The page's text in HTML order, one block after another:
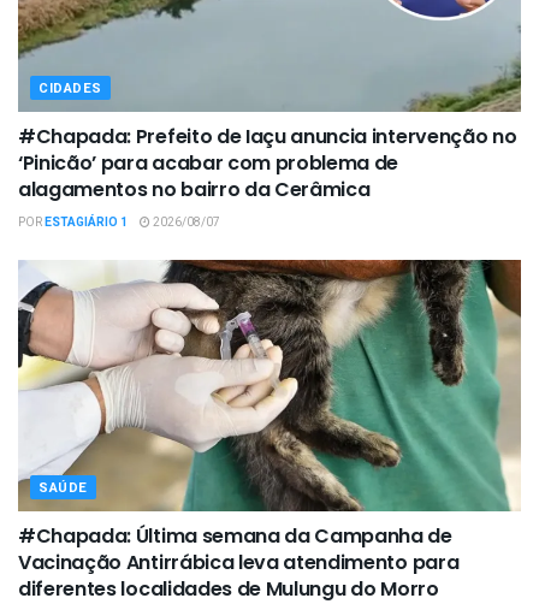
CIDADES
#Chapada: Prefeito de Iaçu anuncia intervenção no
‘Pinicão’ para acabar com problema de
alagamentos no bairro da Cerâmica
PORESTAGIÁRIO 1 2026/08/07
SAÚDE
#Chapada: Última semana da Campanha de
Vacinação Antirrábica leva atendimento para
diferentes localidades de Mulungu do Morro